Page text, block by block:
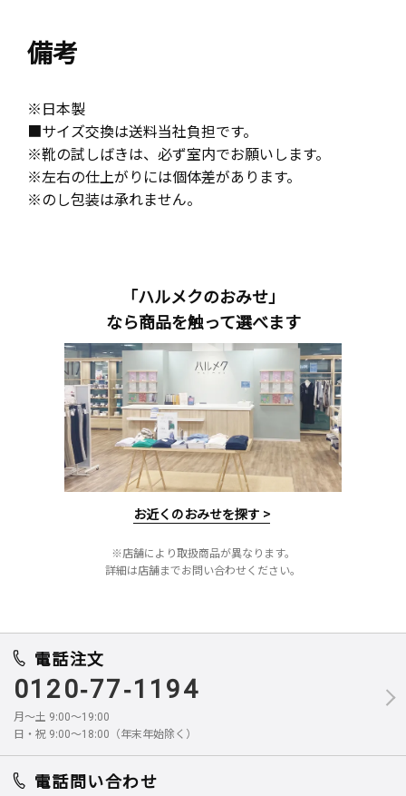
備考
※日本製
■サイズ交換は送料当社負担です。
※靴の試しばきは、必ず室内でお願いします。
※左右の仕上がりには個体差があります。
※のし包装は承れません。
「ハルメクのおみせ」
なら商品を触って選べます
お近くのおみせを探す >
※店舗により取扱商品が異なります。
詳細は店舗までお問い合わせください。
電話注文
0120-77-1194
月～土 9:00～19:00
日・祝 9:00～18:00（年末年始除く）
電話問い合わせ